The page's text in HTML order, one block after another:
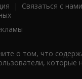
| Связаться с нами
о том, что
которые